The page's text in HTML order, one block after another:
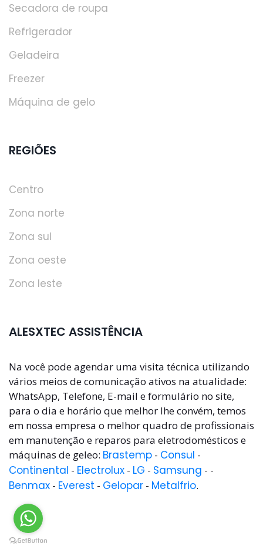
Secadora de roupa
Refrigerador
Geladeira
Freezer
Máquina de gelo
REGIÕES
Centro
Zona norte
Zona sul
Zona oeste
Zona leste
ALESXTEC ASSISTÊNCIA
Na você pode agendar uma visita técnica utilizando
vários meios de comunicação ativos na atualidade:
WhatsApp, Telefone, E-mail e formulário no site,
para o dia e horário que melhor lhe convém, temos
em nossa empresa o melhor quadro de profissionais
em manutenção e reparos para eletrodomésticos e
máquinas de geleo: Brastemp - Consul -
Continental - Electrolux - LG - Samsung - -
Benmax - Everest - Gelopar - Metalfrio.